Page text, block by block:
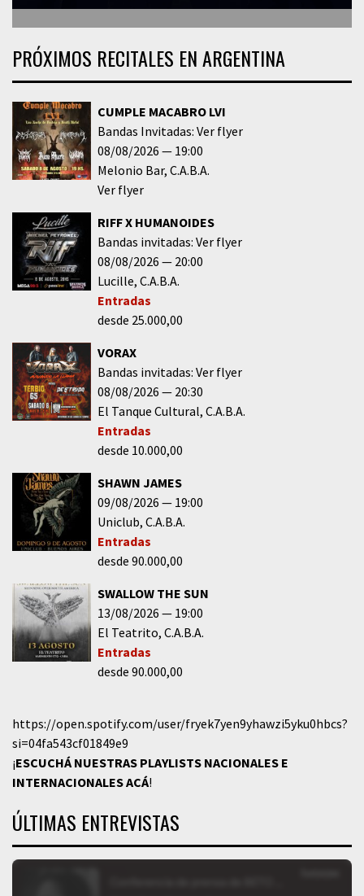
PRÓXIMOS RECITALES EN ARGENTINA
CUMPLE MACABRO LVI
Bandas Invitadas: Ver flyer
08/08/2026
19:00
Melonio Bar C.A.B.A.
Ver flyer
RIFF X HUMANOIDES
Bandas invitadas: Ver flyer
08/08/2026
20:00
Lucille C.A.B.A.
Entradas
desde 25.000,00
VORAX
Bandas invitadas: Ver flyer
08/08/2026
20:30
El Tanque Cultural C.A.B.A.
Entradas
desde 10.000,00
SHAWN JAMES
09/08/2026
19:00
Uniclub C.A.B.A.
Entradas
desde 90.000,00
SWALLOW THE SUN
13/08/2026
19:00
El Teatrito C.A.B.A.
Entradas
desde 90.000,00
https://open.spotify.com/user/fryek7yen9yhawzi5yku0hbcs?
si=04fa543cf01849e9
¡ESCUCHÁ NUESTRAS PLAYLISTS NACIONALES E
INTERNACIONALESACÁ!
ÚLTIMAS ENTREVISTAS